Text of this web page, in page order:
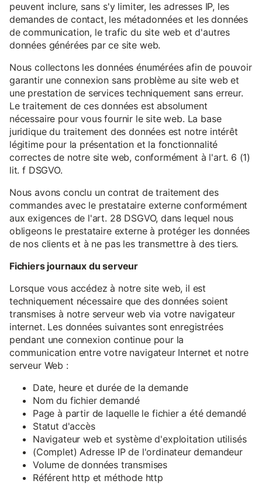
peuvent inclure, sans s'y limiter, les adresses IP, les
demandes de contact, les métadonnées et les données
de communication, le trafic du site web et d'autres
données générées par ce site web.
Nous collectons les données énumérées afin de pouvoir
garantir une connexion sans problème au site web et
une prestation de services techniquement sans erreur.
Le traitement de ces données est absolument
nécessaire pour vous fournir le site web. La base
juridique du traitement des données est notre intérêt
légitime pour la présentation et la fonctionnalité
correctes de notre site web, conformément à l'art. 6 (1)
lit. f DSGVO.
Nous avons conclu un contrat de traitement des
commandes avec le prestataire externe conformément
aux exigences de l'art. 28 DSGVO, dans lequel nous
obligeons le prestataire externe à protéger les données
de nos clients et à ne pas les transmettre à des tiers.
Fichiers journaux du serveur
Lorsque vous accédez à notre site web, il est
techniquement nécessaire que des données soient
transmises à notre serveur web via votre navigateur
internet. Les données suivantes sont enregistrées
pendant une connexion continue pour la
communication entre votre navigateur Internet et notre
serveur Web :
Date, heure et durée de la demande
Nom du fichier demandé
Page à partir de laquelle le fichier a été demandé
Statut d'accès
Navigateur web et système d'exploitation utilisés
(Complet) Adresse IP de l'ordinateur demandeur
Volume de données transmises
Référent http et méthode http